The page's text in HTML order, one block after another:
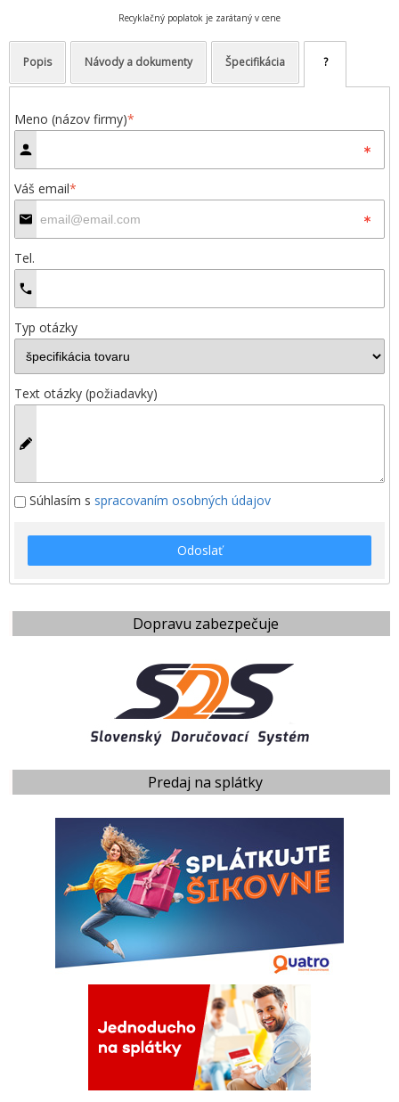
Dopravu zabezpečuje
Predaj na splátky
Recyklačný poplatok je zarátaný v cene
Popis Návody a dokumenty Špecifikácia ?
Meno (názov firmy)*
Váš email*
Tel.
Typ otázky
Text otázky (požiadavky)
Súhlasím s spracovaním osobných údajov
Odoslať